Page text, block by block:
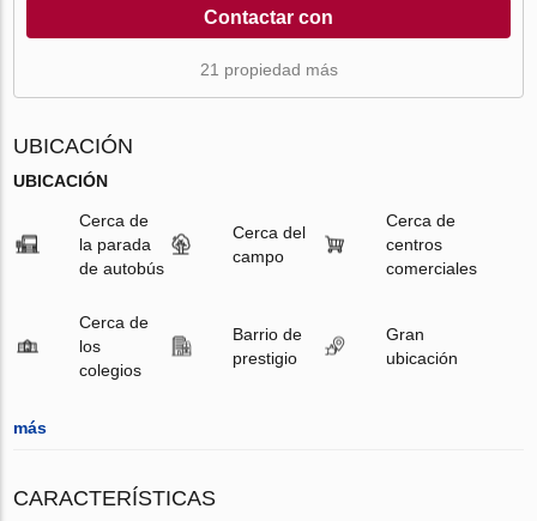
Contactar con
21 propiedad más
UBICACIÓN
UBICACIÓN
Cerca de
la parada
de autobús
Cerca del
campo
Cerca de
centros
comerciales
Cerca de
los
colegios
Barrio de
prestigio
Gran
ubicación
más
CARACTERÍSTICAS